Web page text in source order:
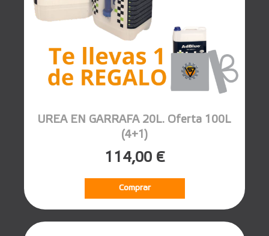
UREA EN GARRAFA 20L. Oferta 100L
(4+1)
114,00 €
Comprar